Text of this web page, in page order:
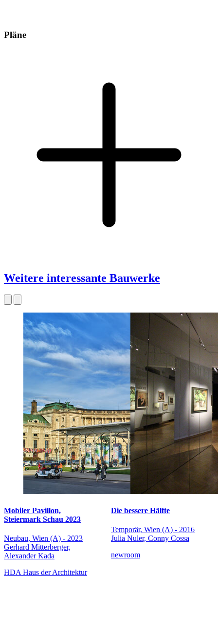
Pläne
Weitere interessante Bauwerke
Mobiler Pavillon,
Steiermark Schau 2023
Neubau, Wien (A) - 2023
Gerhard Mitterberger,
Alexander Kada
HDA Haus der Architektur
Die bessere Hälfte
Temporär, Wien (A) - 2016
Julia Nuler, Conny Cossa
newroom